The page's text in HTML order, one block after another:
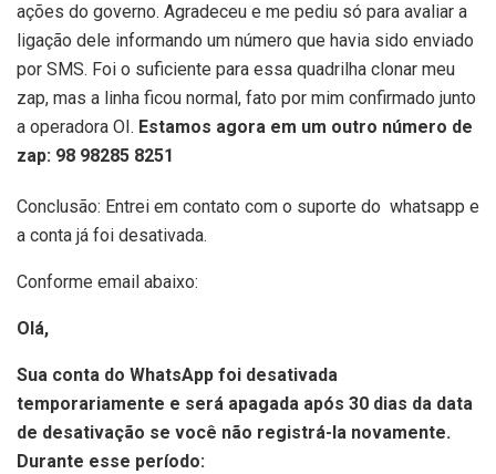
ações do governo. Agradeceu e me pediu só para avaliar a
ligação dele informando um número que havia sido enviado
por SMS. Foi o suficiente para essa quadrilha clonar meu
zap, mas a linha ficou normal, fato por mim confirmado junto
a operadora OI. Estamos agora em um outro número de
zap: 98 98285 8251
Conclusão: Entrei em contato com o suporte do whatsapp e
a conta já foi desativada.
Conforme email abaixo:
Olá,
Sua conta do WhatsApp foi desativada
temporariamente e será apagada após 30 dias da data
de desativação se você não registrá-la novamente.
Durante esse período: